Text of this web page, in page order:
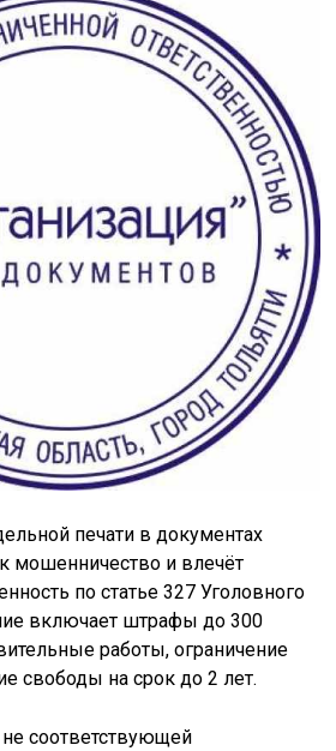
печати в документах
мошенничество и влечёт
по статье 327 Уголовного
включает штрафы до 300
работы, ограничение
свободы на срок до 2 лет.
соответствующей